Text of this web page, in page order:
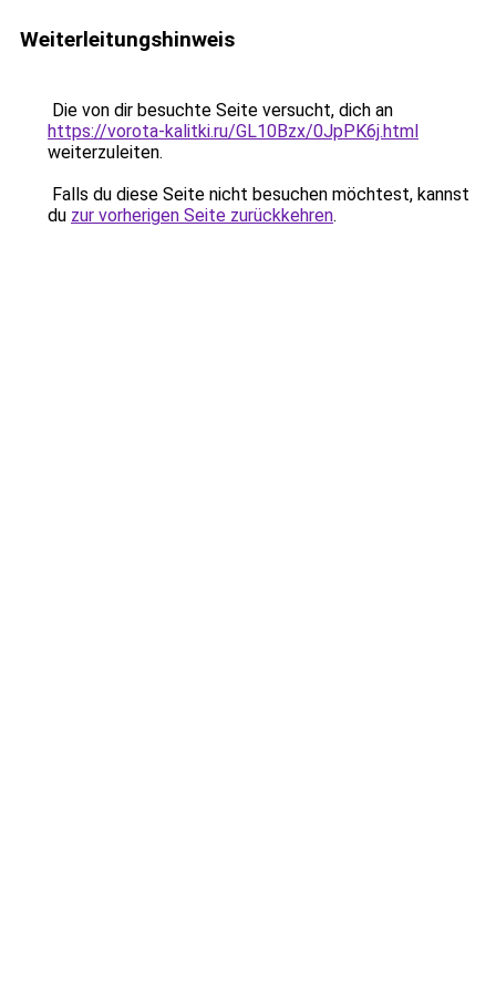
Weiterleitungshinweis
Die von dir besuchte Seite versucht, dich an
https://vorota-kalitki.ru/GL10Bzx/0JpPK6j.html
weiterzuleiten.
Falls du diese Seite nicht besuchen möchtest, kannst
du zur vorherigen Seite zurückkehren.